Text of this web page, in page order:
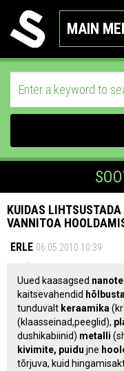
MAIN
KUIDAS
VANNITOA
ERLE 06.05.2010 10:39
Uued kaasagsed
kaitsevahendid
tunduvalt keraamika
(klaasseinad,peeglid),
dushikabiinid) metalli
kivimite, puidu jne
tõrjuva, kuid